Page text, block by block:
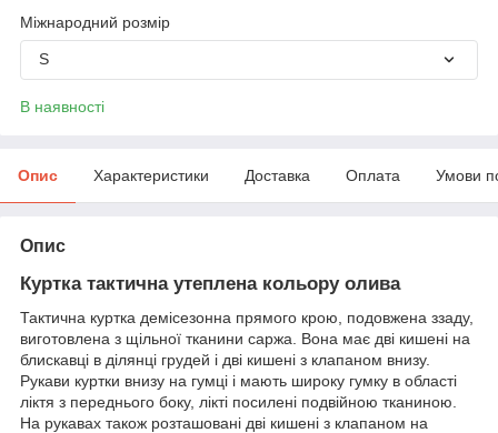
Міжнародний розмір
S
В наявності
Опис Характеристики Доставка Оплата Умови
Опис
Куртка тактична утеплена кольору олива
Тактична куртка демісезонна прямого крою, подовжена ззаду,
виготовлена з щільної тканини саржа. Вона має дві кишені на
блискавці в ділянці грудей і дві кишені з клапаном внизу.
Рукави куртки внизу на гумці і мають широку гумку в області
ліктя з переднього боку, лікті посилені подвійною тканиною.
На рукавах також розташовані дві кишені з клапаном на